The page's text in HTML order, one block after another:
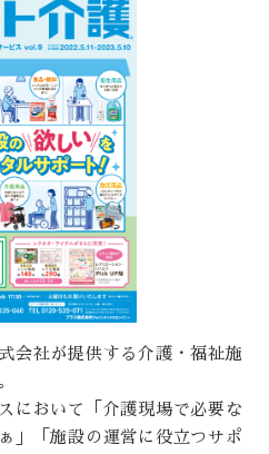
会社が提供する介護・福祉施
において「介護現場で必要な
」「施設の運営に役立つサポ